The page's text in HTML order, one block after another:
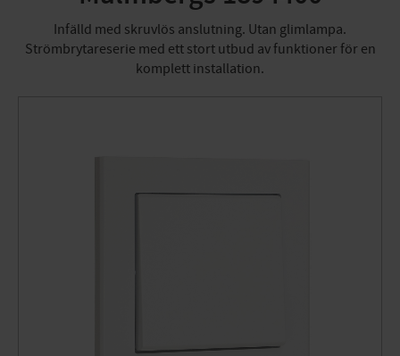
Infälld med skruvlös anslutning. Utan glimlampa.
Strömbrytareserie med ett stort utbud av funktioner för en
komplett installation.